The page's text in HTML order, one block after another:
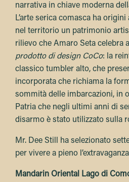
narrativa in chiave moderna
L’arte serica comasca ha
nel territorio un patrimonio
rilievo che Amaro Seta celebra
prodotto di design CoCo: la
classico tumbler alto, che
incorporata che richiama la
sommità delle imbarcazioni, in
Patria che negli ultimi anni di
disarmo è stato utilizzato sulla
Mr. Dee Still ha selezionato
per vivere a pieno
Mandarin Oriental Lago di